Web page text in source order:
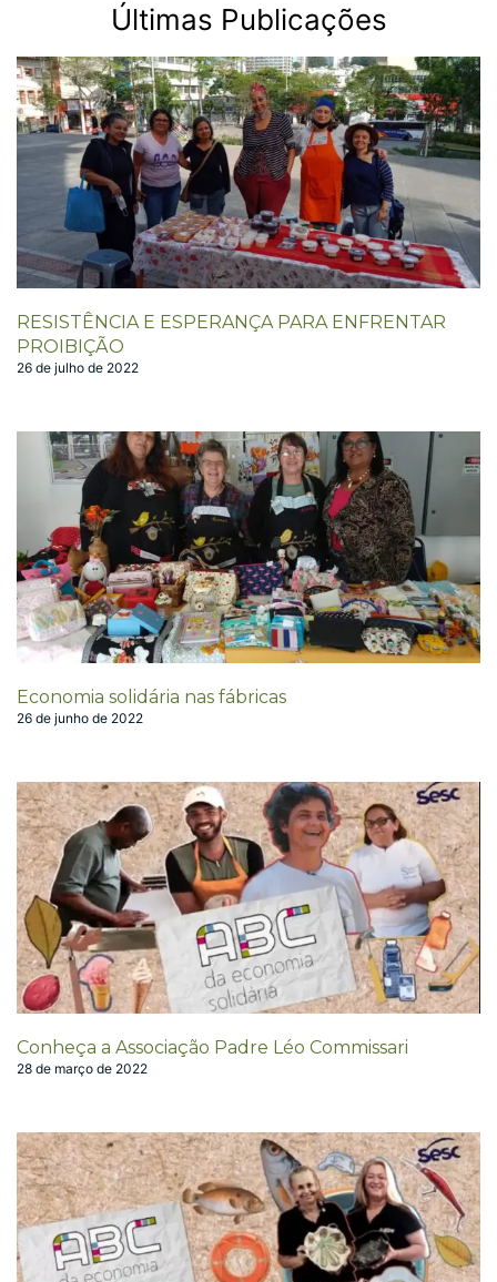
Últimas Publicações
RESISTÊNCIA E ESPERANÇA PARA ENFRENTAR
PROIBIÇÃO
26 de julho de 2022
Economia solidária nas fábricas
26 de junho de 2022
Conheça a Associação Padre Léo Commissari
28 de março de 2022